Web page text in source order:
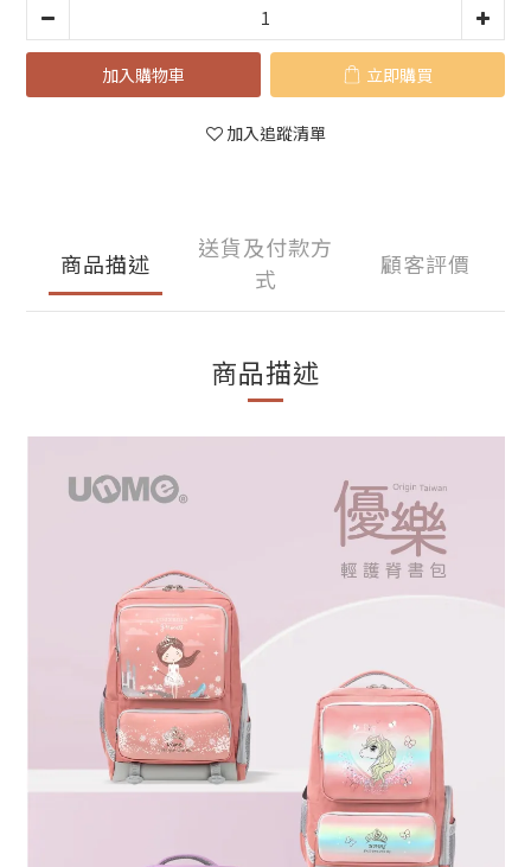
加入購物車 立即購買
加入追蹤清單
商品描述
送貨及付款方
式
顧客評價
商品描述